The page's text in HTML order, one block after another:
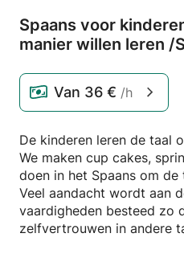
Spaans voor
manier willen leren /
Van 36 € /h
De kinderen leren de taal
We maken cup cakes,
doen in het Spaans om de
Veel aandacht wordt aan
vaardigheden besteed zo
zelfvertrouwen in andere